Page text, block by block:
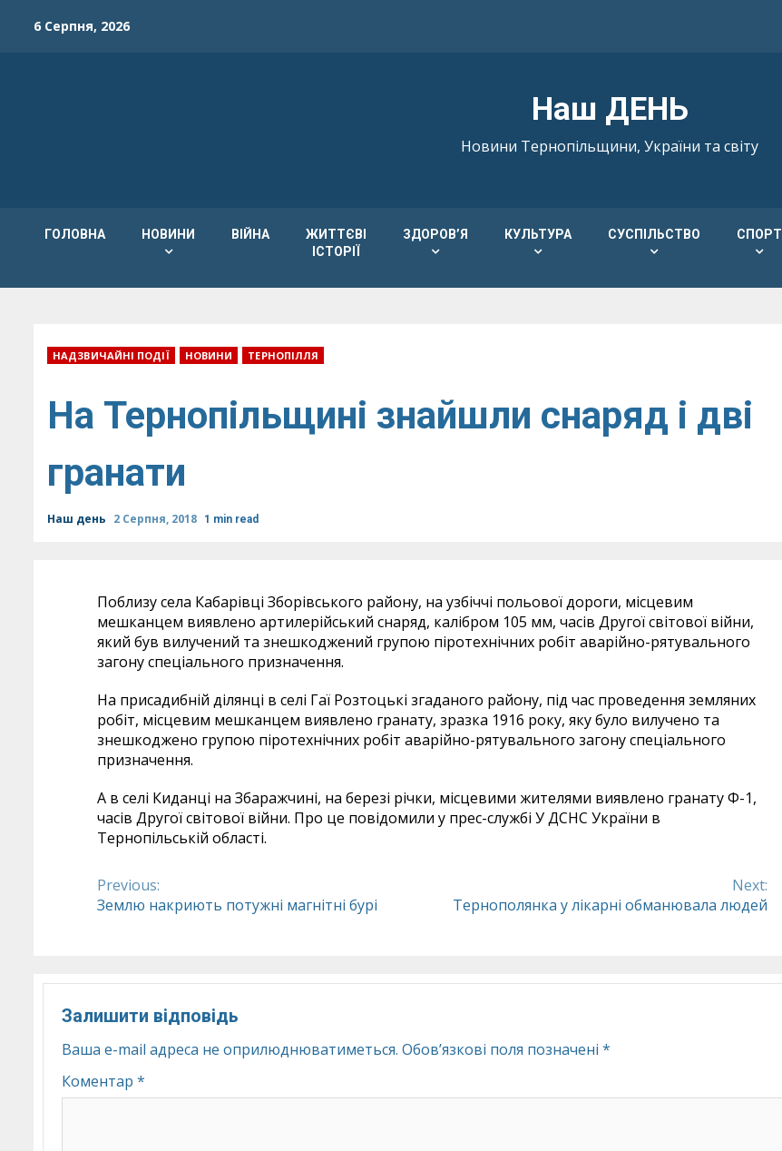
6 Серпня, 2026
Наш ДЕНЬ
Новини Тернопільщини, України та світу
ГОЛОВНА НОВИНИ ВІЙНА
ЖИТТЄВІ
ІСТОРІЇ
ЗДОРОВ’Я КУЛЬТУРА СУСПІЛЬСТВО СПОРТ
НАДЗВИЧАЙНІ ПОДІЇ НОВИНИ ТЕРНОПІЛЛЯ
На Тернопільщині знайшли снаряд і дві
гранати
Наш день 2 Серпня, 2018 1 min read
Поблизу села Кабарівці Зборівського району, на узбіччі польової дороги, місцевим
мешканцем виявлено артилерійський снаряд, калібром 105 мм, часів Другої світової війни,
який був вилучений та знешкоджений групою піротехнічних робіт аварійно-рятувального
загону спеціального призначення.
На присадибній ділянці в селі Гаї Розтоцькі згаданого району, під час проведення земляних
робіт, місцевим мешканцем виявлено гранату, зразка 1916 року, яку було вилучено та
знешкоджено групою піротехнічних робіт аварійно-рятувального загону спеціального
призначення.
А в селі Киданці на Збаражчині, на березі річки, місцевими жителями виявлено гранату Ф-1,
часів Другої світової війни. Про це повідомили у прес-службі У ДСНС України в
Тернопільській області.
Continue
Previous:
Землю накриють потужні магнітні бурі
Next:
Тернополянка у лікарні обманювала людей
Залишити відповідь
Ваша e-mail адреса не оприлюднюватиметься. Обов’язкові поля позначені *
Коментар *